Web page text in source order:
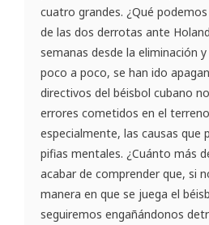
cuatro grandes. ¿Qué
de las dos derrotas ante
semanas desde la eliminación
poco a poco, se han ido
directivos del béisbol cubano
errores cometidos en el
especialmente, las causas que
pifias mentales. ¿Cuánto más
acabar de comprender que, si
manera en que se juega el
seguiremos engañándonos